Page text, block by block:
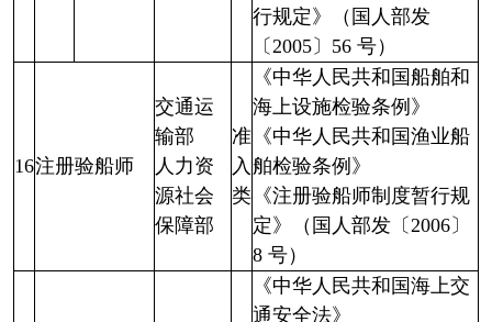
行规定》（国人部发
〔2005〕56 号）
16注册验船师
交通运
输部
人力资
源社会
保障部
准
入
类
《中华人民共和国船舶和
海上设施检验条例》
《中华人民共和国渔业船
舶检验条例》
《注册验船师制度暂行规
定》（国人部发〔2006〕
8 号）
《中华人民共和国海上交
通安全法》